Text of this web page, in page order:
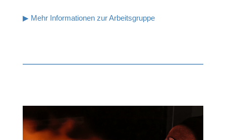
▶ Mehr Infor­ma­tio­nen zur Arbeitsgruppe